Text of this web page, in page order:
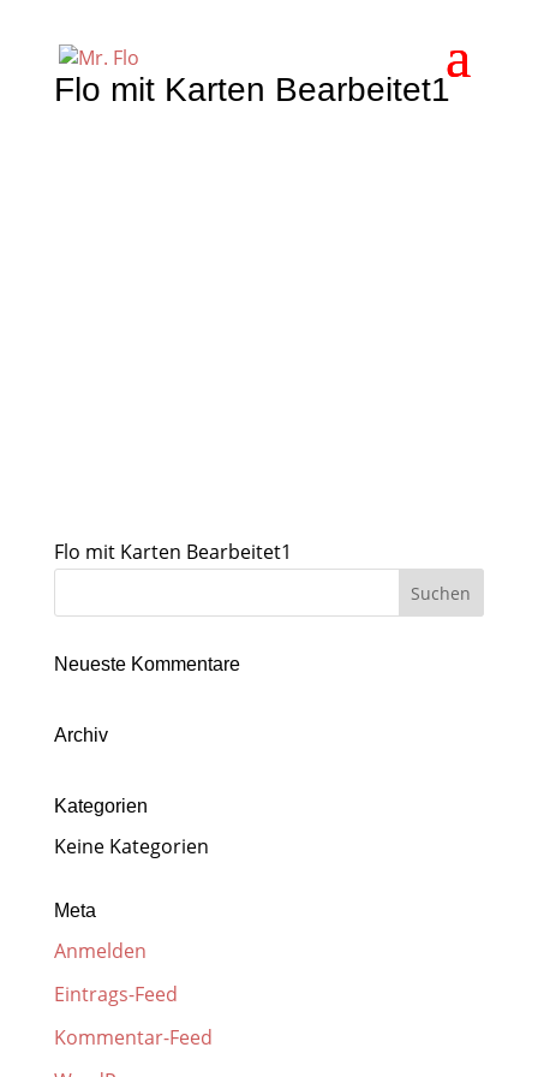
Flo mit Karten Bearbeitet1
Flo mit Karten Bearbeitet1
Neueste Kommentare
Archiv
Kategorien
Keine Kategorien
Meta
Anmelden
Eintrags-Feed
Kommentar-Feed